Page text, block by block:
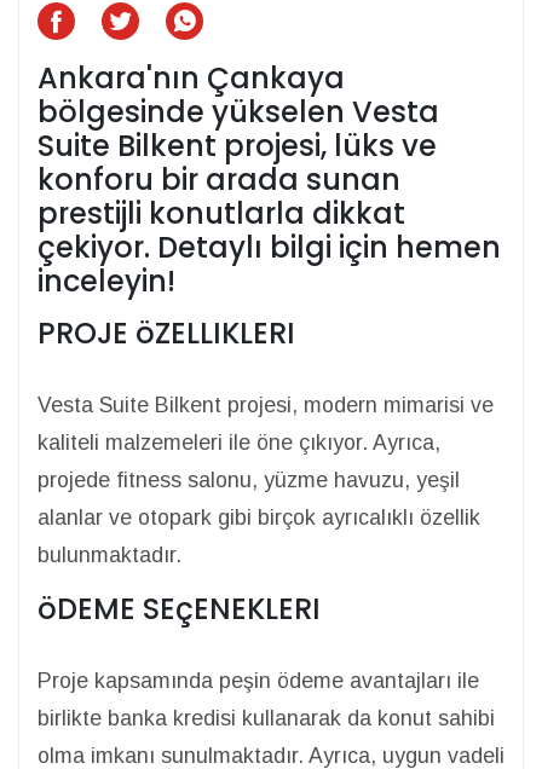
Ankara'nın Çankaya
bölgesinde yükselen Vesta
Suite Bilkent projesi, lüks ve
konforu bir arada sunan
prestijli konutlarla dikkat
çekiyor. Detaylı bilgi için hemen
inceleyin!
PROJE öZELLIKLERI
Vesta Suite Bilkent projesi, modern mimarisi ve
kaliteli malzemeleri ile öne çıkıyor. Ayrıca,
projede fitness salonu, yüzme havuzu, yeşil
alanlar ve otopark gibi birçok ayrıcalıklı özellik
bulunmaktadır.
öDEME SEçENEKLERI
Proje kapsamında peşin ödeme avantajları ile
birlikte banka kredisi kullanarak da konut sahibi
olma imkanı sunulmaktadır. Ayrıca, uygun vadeli